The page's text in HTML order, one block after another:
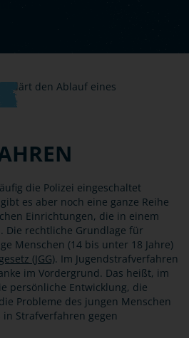
die Polizei eingeschaltet
es aber noch eine ganze Reihe
Einrichtungen, die in einem
Die rechtliche Grundlage für
Menschen (14 bis unter 18 Jahre)
(JGG). Im Jugendstrafverfahren
im Vordergrund. Das heißt, im
persönliche Entwicklung, die
Probleme des jungen Menschen
Strafverfahren gegen